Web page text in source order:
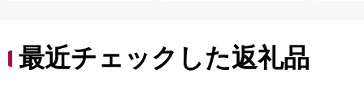
最近チェックした返礼品